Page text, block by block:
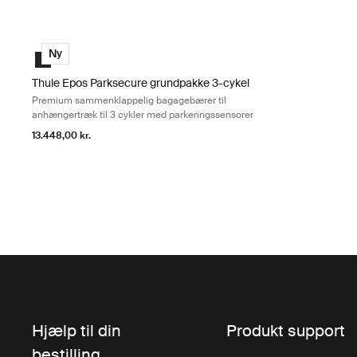
Thule Epos Parksecure grundpakke 3-cykel Premium
Ny
Black
Thule Epos Parksecure grundpakke 3-cykel
Premium sammenklappelig bagagebærer til
anhængertræk til 3 cykler med parkeringssensorer
13.448,00 kr.
Hjælp til din
Produkt support